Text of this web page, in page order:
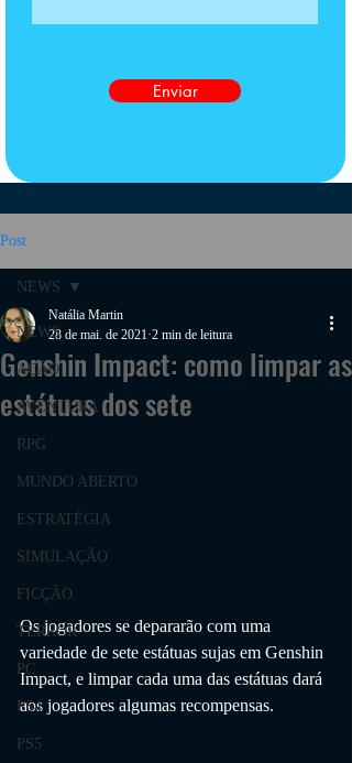
Enviar
Post
NEWS
AÇÃO
AVENTURA
RPG
MUNDO ABERTO
ESTRATÉGIA
SIMULAÇÃO
FICÇÃO
TERROR
PC
PS4
PS5
NEWS
Genshin Impact: como limpar as
estátuas dos sete
Natália Martin
28 de mai. de 2021 2 min de leitura
Os jogadores se depararão com uma
variedade de sete estátuas sujas em Genshin
Impact, e limpar cada uma das estátuas dará
aos jogadores algumas recompensas.